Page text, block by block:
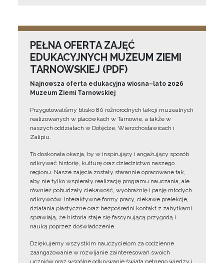
PEŁNA OFERTA ZAJĘĆ
EDUKACYJNYCH MUZEUM ZIEMI
TARNOWSKIEJ (PDF)
Najnowsza oferta edukacyjna wiosna–lato 2026
Muzeum Ziemi Tarnowskiej
Przygotowaliśmy blisko 80 różnorodnych lekcji muzealnych
realizowanych w placówkach w Tarnowie, a także w
naszych oddziałach w Dołędze, Wierzchosławicach i
Zalipiu.
To doskonała okazja, by w inspirujący i angażujący sposób
odkrywać historię, kulturę oraz dziedzictwo naszego
regionu. Nasze zajęcia zostały starannie opracowane tak,
aby nie tylko wspierały realizację programu nauczania, ale
również pobudzały ciekawość, wyobraźnię i pasję młodych
odkrywców. Interaktywne formy pracy, ciekawe prelekcje,
działania plastyczne oraz bezpośredni kontakt z zabytkami
sprawiają, że historia staje się fascynującą przygodą i
nauką poprzez doświadczenie.
Dziękujemy wszystkim nauczycielom za codzienne
zaangażowanie w rozwijanie zainteresowań swoich
uczniów oraz wspólne odkrywanie świata pełnego wiedzy i